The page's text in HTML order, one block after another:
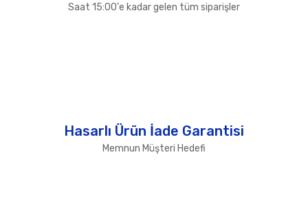
Saat 15:00'e kadar gelen tüm siparişler
Hasarlı Ürün İade Garantisi
Memnun Müşteri Hedefi